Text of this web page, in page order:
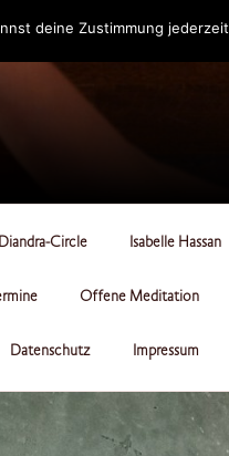
Diandra-Circle Isabelle Hassan
Offene Meditation
Datenschutz Impressum
deine Zustimmung